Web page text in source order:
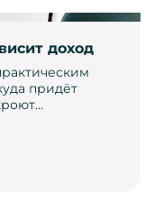
доход
придёт